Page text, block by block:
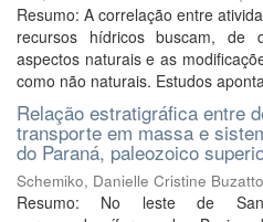
Resumo: A correlação entre
recursos hídricos buscam, de
aspectos naturais e as
como não naturais. Estudos
Relação estratigráfica entre
transporte em massa e
do Paraná, paleozoico
Schemiko, Danielle Cristine Buzatto
Resumo: No leste de